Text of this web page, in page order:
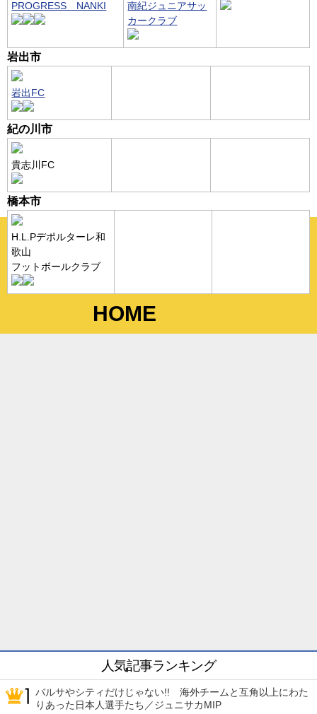
PROGRESS NANKI
南紀ジュニアサッ
カークラブ
岩出市
岩出FC
紀の川市
貴志川FC
橋本市
H.L.Pデポルターレ和
歌山
フットボールクラブ
HOME
人気記事ランキング
バルサやシティだけじゃない!! 海外チームと互角以上にわた
りあった日本人選手たち／ジュニサカMIP